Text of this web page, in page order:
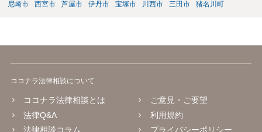
尼崎市
西宮市 芦屋市 伊丹市 宝塚市 川西市 三田市 猪名川町
ココナラ法律相談について
ココナラ法律相談とは
法律Q&A
法律相談コラム
ご意見・ご要望
利用規約
プライバシーポリシー